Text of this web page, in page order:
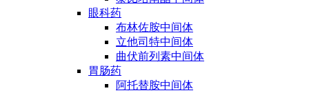
眼科药
布林佐胺中间体
立他司特中间体
曲伏前列素中间体
胃肠药
阿托替胺中间体